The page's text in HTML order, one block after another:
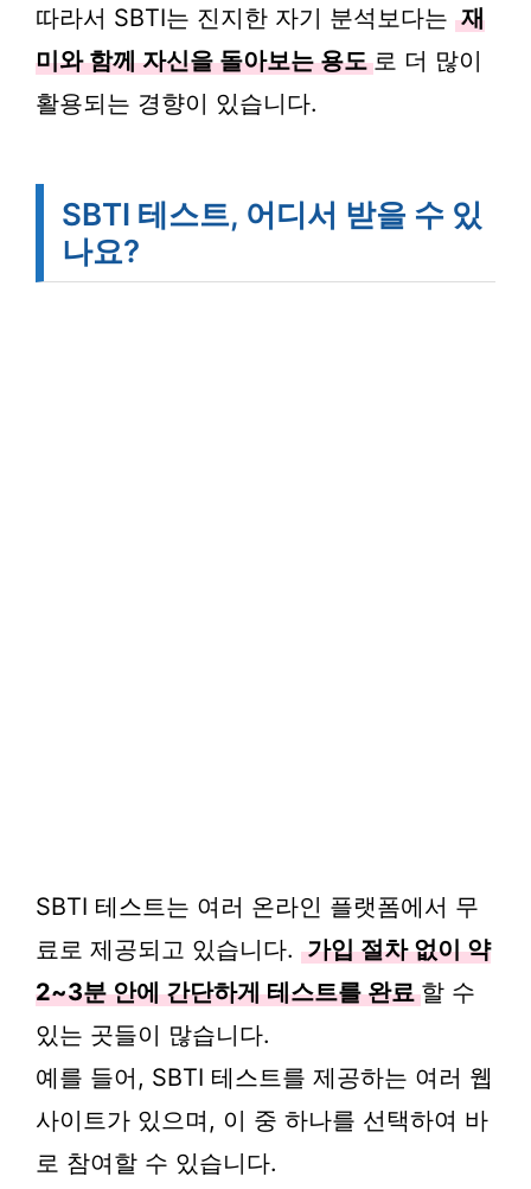
따라서 SBTI는 진지한 자기 분석보다는 재
미와 함께 자신을 돌아보는 용도 로 더 많이
활용되는 경향이 있습니다.
SBTI 테스트, 어디서 받을 수 있
나요?
SBTI 테스트는 여러 온라인 플랫폼에서 무
료로 제공되고 있습니다. 가입 절차 없이 약
2~3분 안에 간단하게 테스트를 완료 할 수
있는 곳들이 많습니다.
예를 들어, SBTI 테스트를 제공하는 여러 웹
사이트가 있으며, 이 중 하나를 선택하여 바
로 참여할 수 있습니다.